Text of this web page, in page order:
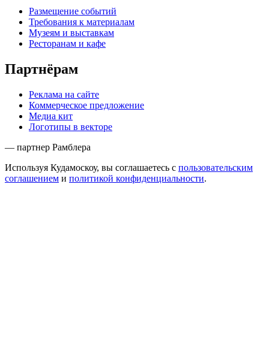
Размещение событий
Требования к материалам
Музеям и выставкам
Ресторанам и кафе
Партнёрам
Реклама на сайте
Коммерческое предложение
Медиа кит
Логотипы в векторе
— партнер Рамблера
Используя Кудамоскоу, вы соглашаетесь с пользовательским
соглашением и политикой конфиденциальности.